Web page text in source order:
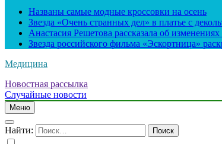
Названы самые модные кроссовки на осень
Звезда «Очень странных дел» в платье с
Анастасия Решетова рассказала об
Звезда российского фильма «Эскортница»
Медицина
Новостная рассылка
Случайные новости
Меню
Найти: